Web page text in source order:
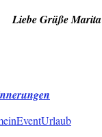
Liebe Grüße Marita
EventUrlaub